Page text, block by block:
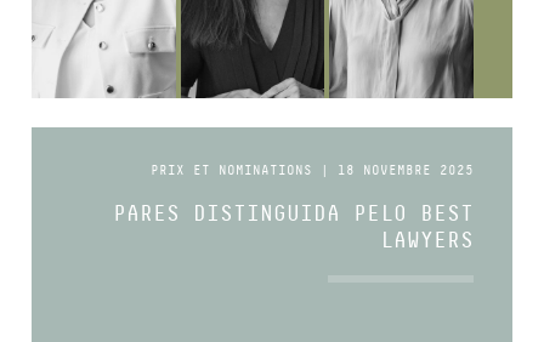
PRIX ET NOMINATIONS | 18 NOVEMBRE 2025
PARES DISTINGUIDA PELO BEST
LAWYERS